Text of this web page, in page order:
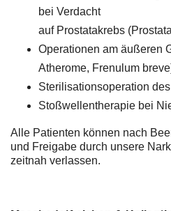
bei Verdacht
auf Prostatakrebs
Operationen am äußeren
Atherome, Frenulum
Sterilisationsoperation
Stoßwellentherapie bei
Alle Patienten können nach
und Freigabe durch unsere
zeitnah verlassen.